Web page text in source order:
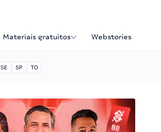
Materiais gratuitos Webstories
SE SP TO